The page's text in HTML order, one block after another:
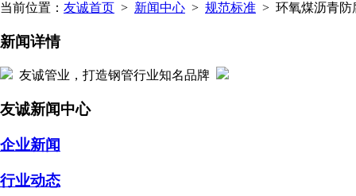
当前位置： 友诚首页 > 新闻中心 > 规范标准 > 环氧煤沥青
新闻详情
友诚管业，打造钢管行业知名品牌
友诚新闻中心
企业新闻
行业动态